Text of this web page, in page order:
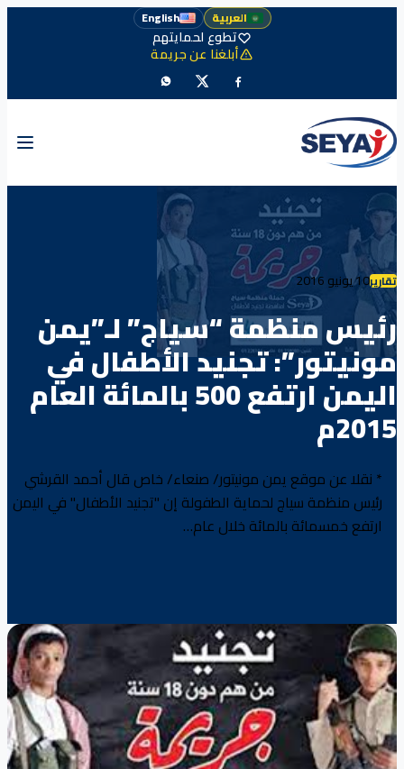
العربية English
تطوع لحمايتهم
أبلغنا عن جريمة
تقارير10 يونيو 2016
رئيس منظمة “سياج” لـ”يمن
مونيتور”: تجنيد الأطفال في
اليمن ارتفع 500 بالمائة العام
2015م
* نقلا عن موقع يمن مونيتور/ صنعاء/ خاص قال أحمد القرشي
رئيس منظمة سياج لحماية الطفولة إن "تجنيد الأطفال" في اليمن
ارتفع خمسمائة بالمائة خلال عام…